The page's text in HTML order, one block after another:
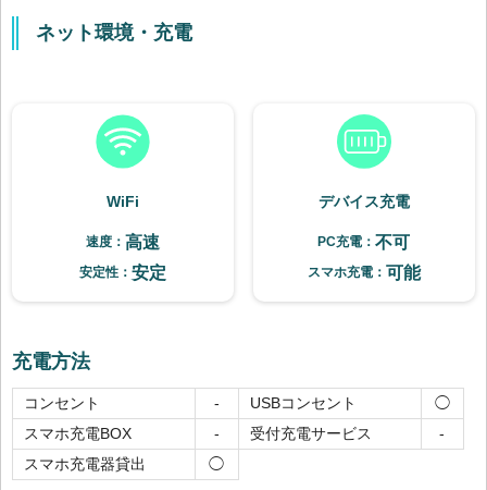
ネット環境・充電
WiFi
速度： 高速
安定性：安定
デバイス充電
PC充電：不可
スマホ充電： 可能
充電方法
コンセント - USBコンセント
◯
スマホ充電BOX
- 受付充電サービス
-
スマホ充電器貸出
◯